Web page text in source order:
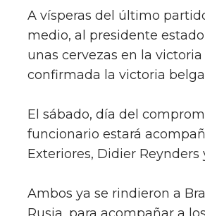
A vísperas del último
medio, al presidente
unas cervezas en la
confirmada la victoria
El sábado, día del
funcionario estará
Exteriores, Didier
Ambos ya se rindieron a